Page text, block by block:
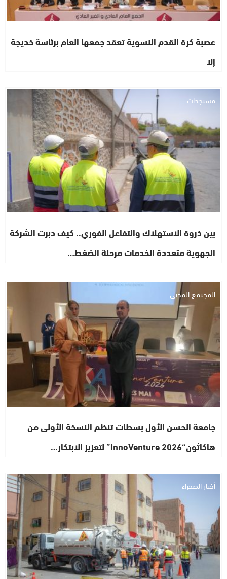
عصبة كرة القدم النسوية تعقد جمعها العام برئاسة خديجة
إلا
مستجدات
بين ذروة الاستهلاك والتفاعل الفوري.. كيف دبرت الشركة
الجهوية متعددة الخدمات مرحلة الضغط…
المجتمع المدني
جامعة الحسن الأول بسطات تنظم النسخة الأولى من
هاكاثون“InnoVenture 2026” لتعزيز الابتكار…
أخبار الصحراء